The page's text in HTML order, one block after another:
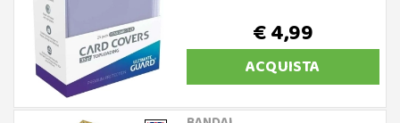
€ 4,99
ACQUISTA